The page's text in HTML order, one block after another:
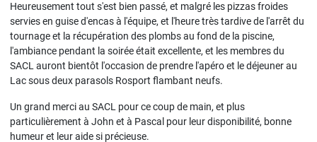
Heureusement tout s'est bien passé, et malgré les pizzas froides
servies en guise d'encas à l'équipe, et l'heure très tardive de l'arrêt du
tournage et la récupération des plombs au fond de la piscine,
l'ambiance pendant la soirée était excellente, et les membres du
SACL auront bientôt l'occasion de prendre l'apéro et le déjeuner au
Lac sous deux parasols Rosport flambant neufs.
Un grand merci au SACL pour ce coup de main, et plus
particulièrement à John et à Pascal pour leur disponibilité, bonne
humeur et leur aide si précieuse.